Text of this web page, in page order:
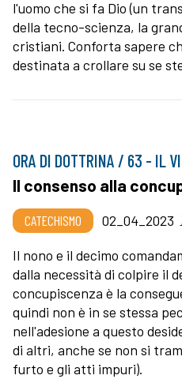
l'uomo che si fa Dio (un
della tecno-scienza, la
cristiani. Conforta sapere
destinata a crollare su se
ORA DI DOTTRINA / 63 - IL
Il consenso alla
CATECHISMO 02_04_2023
Il nono e il decimo
dalla necessità di colpire il
concupiscenza è la
quindi non è in se stessa
nell'adesione a questo
di altri, anche se non si
furto e gli atti impuri).